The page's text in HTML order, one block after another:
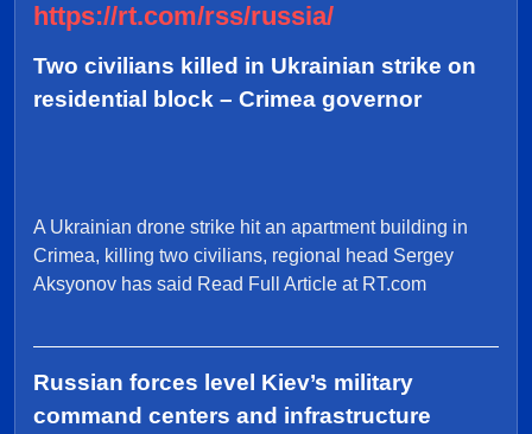
https://rt.com/rss/russia/
Two civilians killed in Ukrainian strike on
residential block – Crimea governor
A Ukrainian drone strike hit an apartment building in
Crimea, killing two civilians, regional head Sergey
Aksyonov has said Read Full Article at RT.com
Russian forces level Kiev’s military
command centers and infrastructure